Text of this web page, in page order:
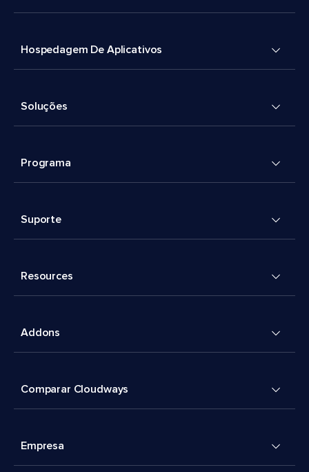
Hospedagem De Aplicativos
Soluções
Programa
Suporte
Resources
Addons
Comparar Cloudways
Empresa